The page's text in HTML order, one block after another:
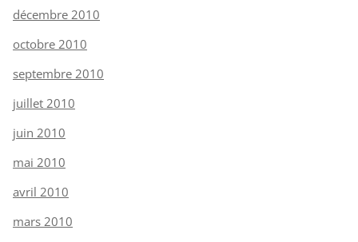
décembre 2010
octobre 2010
septembre 2010
juillet 2010
juin 2010
mai 2010
avril 2010
mars 2010